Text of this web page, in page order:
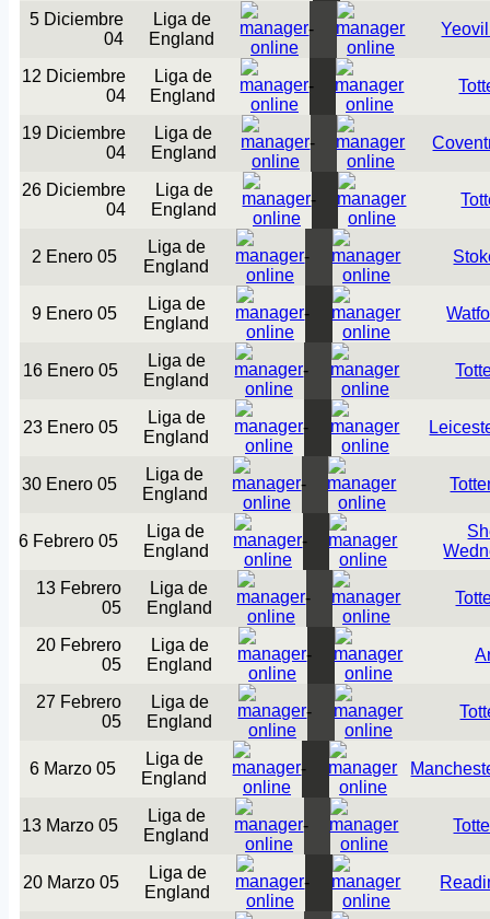
5 Diciembre
04
Liga de
England
-
12 Diciembre
04
Liga de
England
-
19 Diciembre
04
Liga de
England
-
26 Diciembre
04
Liga de
England
-
2 Enero 05
Liga de
England
-
9 Enero 05
Liga de
England
-
16 Enero 05
Liga de
England
-
23 Enero 05
Liga de
England
-
30 Enero 05
Liga de
England
-
6 Febrero 05
Liga de
England
-
13 Febrero
05
Liga de
England
-
20 Febrero
05
Liga de
England
-
27 Febrero
05
Liga de
England
-
6 Marzo 05
Liga de
England
-
13 Marzo 05
Liga de
England
-
20 Marzo 05
Liga de
England
-